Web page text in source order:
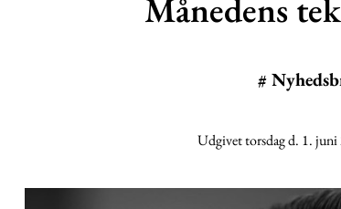
Månedens
#
Udgivet torsdag d. 1.